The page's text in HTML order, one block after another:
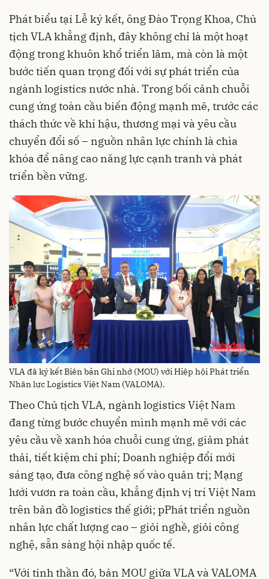
Phát biểu tại Lễ ký kết, ông Đào Trọng Khoa, Chủ
tịch VLA khẳng định, đây không chỉ là một hoạt
động trong khuôn khổ triển lãm, mà còn là một
bước tiến quan trọng đối với sự phát triển của
ngành logistics nước nhà. Trong bối cảnh chuỗi
cung ứng toàn cầu biến động mạnh mẽ, trước các
thách thức về khí hậu, thương mại và yêu cầu
chuyển đổi số – nguồn nhân lực chính là chìa
khóa để nâng cao năng lực cạnh tranh và phát
triển bền vững.
VLA đã ký kết Biên bản Ghi nhớ (MOU) với Hiệp hội Phát triển
Nhân lực Logistics Việt Nam (VALOMA).
Theo Chủ tịch VLA, ngành logistics Việt Nam
đang từng bước chuyển mình mạnh mẽ với các
yêu cầu về xanh hóa chuỗi cung ứng, giảm phát
thải, tiết kiệm chi phí; Doanh nghiệp đổi mới
sáng tạo, đưa công nghệ số vào quản trị; Mạng
lưới vươn ra toàn cầu, khẳng định vị trí Việt Nam
trên bản đồ logistics thế giới; pPhát triển nguồn
nhân lực chất lượng cao – giỏi nghề, giỏi công
nghệ, sẵn sàng hội nhập quốc tế.
“Với tinh thần đó, bản MOU giữa VLA và VALOMA